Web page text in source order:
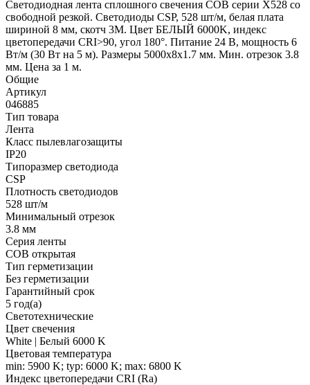
Светодиодная лента сплошного свечения COB серии X528 со
свободной резкой. Светодиоды CSP, 528 шт/м, белая плата
шириной 8 мм, скотч 3M. Цвет БЕЛЫЙ 6000K, индекс
цветопередачи CRI>90, угол 180°. Питание 24 В, мощность 6
Вт/м (30 Вт на 5 м). Размеры 5000х8х1.7 мм. Мин. отрезок 3.8
мм. Цена за 1 м.
Общие
Артикул
046885
Тип товара
Лента
Класс пылевлагозащиты
IP20
Типоразмер светодиода
CSP
Плотность светодиодов
528 шт/м
Минимальный отрезок
3.8 мм
Серия ленты
COB открытая
Тип герметизации
Без герметизации
Гарантийный срок
5 год(а)
Светотехнические
Цвет свечения
White | Белый 6000 K
Цветовая температура
min: 5900 K; typ: 6000 K; max: 6800 K
Индекс цветопередачи CRI (Ra)